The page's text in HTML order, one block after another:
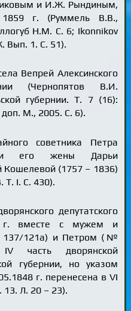
и И.Ж. Рындиным,
г. (Руммель В.В.,
Н.М. С. 6; Ikonnikov
Вып. 1. С. 51).
Вепрей Алексинского
(Чернопятов В.И.
губернии. Т. 7 (16):
М., 2005. С. 6).
советника Петра
и его жены Дарьи
(1757 – 1836)
Т. I. С. 430).
депутатского
г. вместе с мужем и
121а) и Петром (№
часть дворянской
губернии, но указом
г. перенесена в VI
Л. 20 – 23).